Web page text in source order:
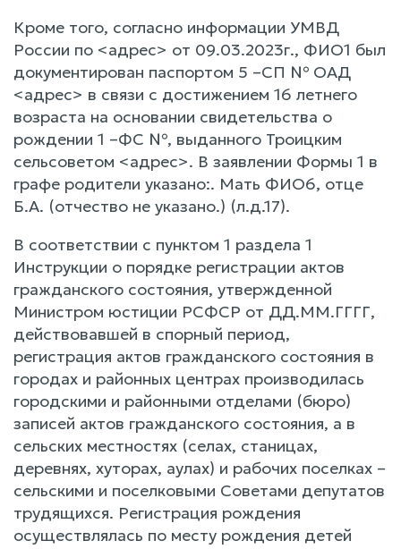
Кроме того, согласно информации УМВД
России по <адрес> от 09.03.2023г., ФИО1 был
документирован паспортом 5 –СП № ОАД
<адрес> в связи с достижением 16 летнего
возраста на основании свидетельства о
рождении 1 –ФС №, выданного Троицким
сельсоветом <адрес>. В заявлении Формы 1 в
графе родители указано:. Мать ФИО6, отце
Б.А. (отчество не указано.) (л.д.17).
В соответствии с пунктом 1 раздела 1
Инструкции о порядке регистрации актов
гражданского состояния, утвержденной
Министром юстиции РСФСР от ДД.ММ.ГГГГ,
действовавшей в спорный период,
регистрация актов гражданского состояния в
городах и районных центрах производилась
городскими и районными отделами (бюро)
записей актов гражданского состояния, а в
сельских местностях (селах, станицах,
деревнях, хуторах, аулах) и рабочих поселках –
сельскими и поселковыми Советами депутатов
трудящихся. Регистрация рождения
осуществлялась по месту рождения детей